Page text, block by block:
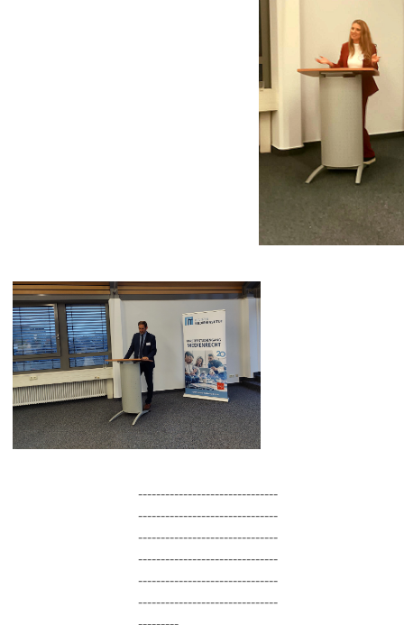
-------------------------------
-------------------------------
-------------------------------
-------------------------------
-------------------------------
-------------------------------